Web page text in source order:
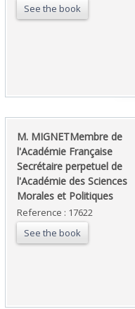
See the book
‎M. MIGNETMembre de
l'Académie Française
Secrétaire perpetuel de
l'Académie des Sciences
Morales et Politiques ‎
Reference : 17622
See the book